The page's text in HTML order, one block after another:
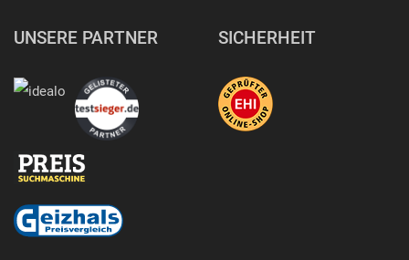
UNSERE PARTNER SICHERHEIT